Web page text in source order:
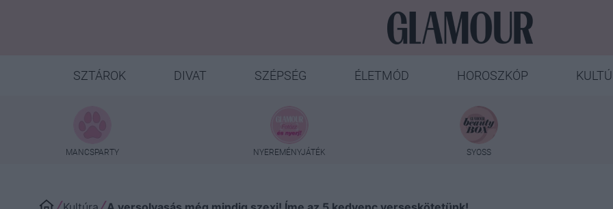
SZTÁROK DIVAT SZÉPSÉG ÉLETMÓD HOROSZKÓP
MANCSPARTY NYEREMÉNYJÁTÉK SYOSS